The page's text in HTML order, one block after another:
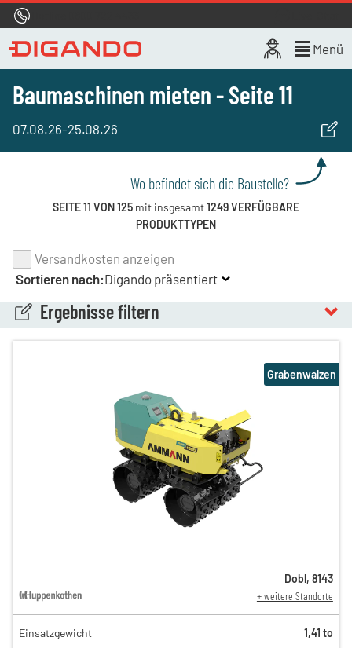
Menü
Baumaschinen mieten - Seite 11
07.08.26-25.08.26
Wo befindet sich die Baustelle?
SEITE 11 VON 125mit insgesamt1249 VERFÜGBARE
PRODUKTTYPEN
Ergebnisse filtern
Versandkosten anzeigen
Sortieren nach:Digando präsentiert
140,00 €
Grabenwalzen
Dobl , 8143
+ weitere Standorte
Einsatzgewicht
1,41 to